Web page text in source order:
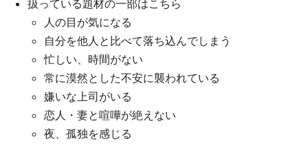
扱っている題材の一部はこちら
人の目が気になる
自分を他人と比べて落ち込んでしまう
忙しい、時間がない
常に漠然とした不安に襲われている
嫌いな上司がいる
恋人・妻と喧嘩が絶えない
夜、孤独を感じる